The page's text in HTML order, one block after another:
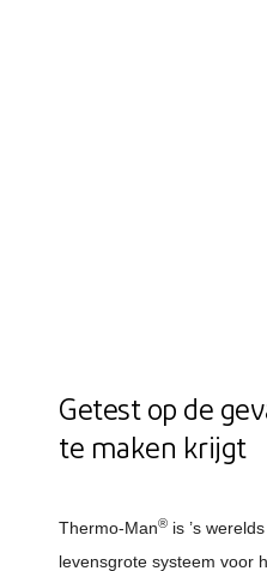
Getest op de
te maken krijgt
Thermo-Man® is ’s
levensgrote systeem voor